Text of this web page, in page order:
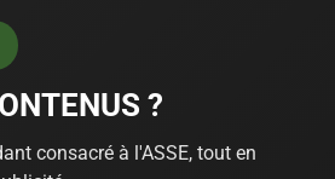
?
consacré à l'ASSE, tout en